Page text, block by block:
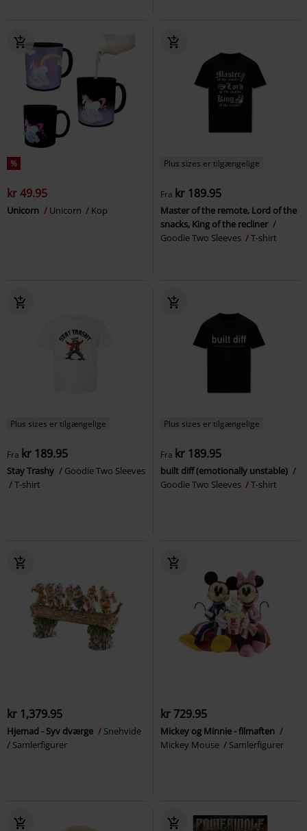
%
kr 49.95
Unicorn Unicorn Kop
Plus sizes er tilgængelige
Fra kr 189.95
Master of the remote, Lord of the
snacks, King of the recliner
Goodie Two Sleeves
T-shirt
Plus sizes er tilgængelige
Fra kr 189.95
Stay Trashy
Goodie Two Sleeves
T-shirt
Plus sizes er tilgængelige
Fra kr 189.95
built diff (emotionally unstable)
Goodie Two Sleeves
T-shirt
kr 1,379.95
Hjemad - Syv dværge
Snehvide
Samlerfigurer
kr 729.95
Mickey og Minnie - filmaften
Mickey Mouse
Samlerfigurer